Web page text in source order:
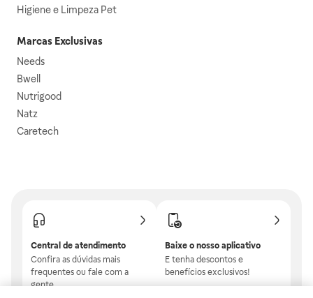
Higiene e Limpeza Pet
Marcas Exclusivas
Needs
Bwell
Nutrigood
Natz
Caretech
Central de atendimento
Confira as dúvidas mais
frequentes ou fale com a
gente.
Baixe o nosso aplicativo
E tenha descontos e
benefícios exclusivos!